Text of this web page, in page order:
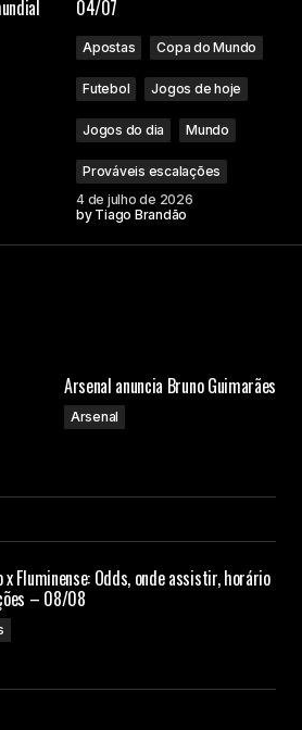
04/07
Apostas Copa do Mundo
Futebol Jogos de hoje
Jogos do dia Mundo
Prováveis escalações
4 de julho de 2026
by Tiago Brandão
Arsenal anuncia Bruno Guimarães
Arsenal
x Fluminense: Odds, onde assistir, horário
– 08/08